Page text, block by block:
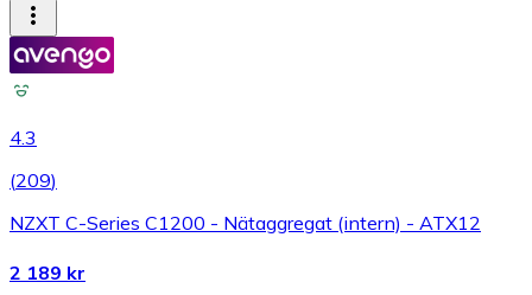
4.3
(209)
NZXT C-Series C1200 - Nätaggregat (intern) - ATX12
2 189 kr